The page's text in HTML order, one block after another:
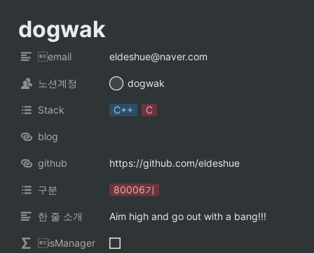
dogwak
email eldeshue@naver.com
노션계정 dogwak
Stack C++ C
blog
github https://github.com/eldeshue
구분 80006기
한 줄 소개 Aim high and go out with a bang!!!
isManager